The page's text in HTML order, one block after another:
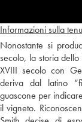
Informazioni sulla
Nonostante si
secolo, la storia dello
XVIII secolo con
deriva dal latino
guascone per
il vigneto.